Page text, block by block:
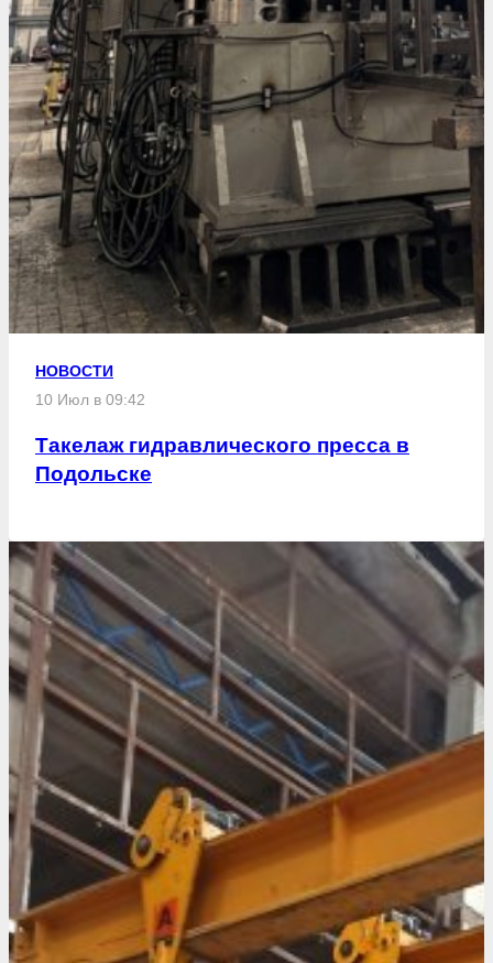
НОВОСТИ
10 Июл в 09:42
Такелаж гидравлического пресса в
Подольске